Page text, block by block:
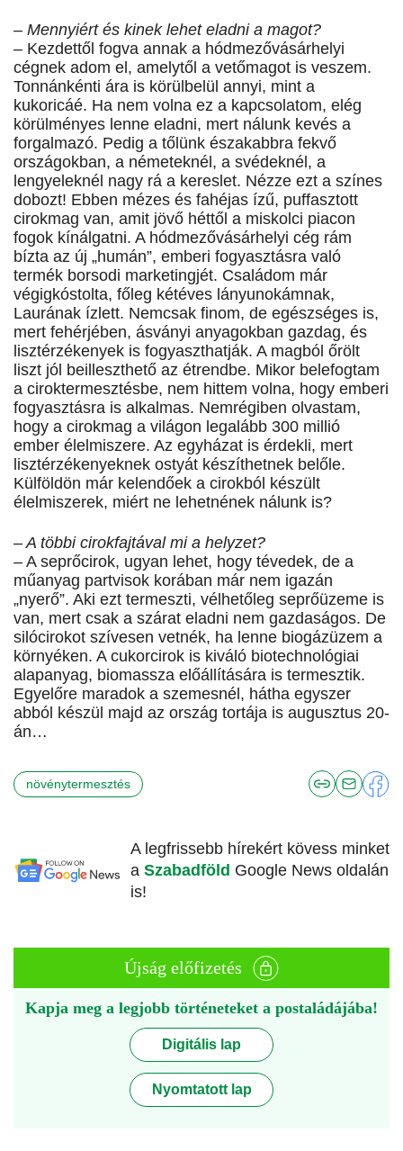
– Mennyiért és kinek lehet eladni a magot?
– Kezdettől fogva annak a hódmezővásárhelyi
cégnek adom el, amelytől a vetőmagot is veszem.
Tonnánkénti ára is körülbelül annyi, mint a
kukoricáé. Ha nem volna ez a kapcsolatom, elég
körülményes lenne eladni, mert nálunk kevés a
forgalmazó. Pedig a tőlünk északabbra fekvő
országokban, a németeknél, a svédeknél, a
lengyeleknél nagy rá a kereslet. Nézze ezt a színes
dobozt! Ebben mézes és fahéjas ízű, puffasztott
cirokmag van, amit jövő héttől a miskolci piacon
fogok kínálgatni. A hódmezővásárhelyi cég rám
bízta az új „humán”, emberi fogyasztásra való
termék borsodi marketingjét. Családom már
végigkóstolta, főleg kétéves lányunokámnak,
Laurának ízlett. Nemcsak finom, de egészséges is,
mert fehérjében, ásványi anyagokban gazdag, és
lisztérzékenyek is fogyaszthatják. A magból őrölt
liszt jól beilleszthető az étrendbe. Mikor belefogtam
a ciroktermesztésbe, nem hittem volna, hogy emberi
fogyasztásra is alkalmas. Nemrégiben olvastam,
hogy a cirokmag a világon legalább 300 millió
ember élelmiszere. Az egyházat is érdekli, mert
lisztérzékenyeknek ostyát készíthetnek belőle.
Külföldön már kelendőek a cirokból készült
élelmiszerek, miért ne lehetnének nálunk is?
– A többi cirokfajtával mi a helyzet?
– A seprőcirok, ugyan lehet, hogy tévedek, de a
műanyag partvisok korában már nem igazán
„nyerő”. Aki ezt termeszti, vélhetőleg seprőüzeme is
van, mert csak a szárat eladni nem gazdaságos. De
silócirokot szívesen vetnék, ha lenne biogázüzem a
környéken. A cukorcirok is kiváló biotechnológiai
alapanyag, biomassza előállítására is termesztik.
Egyelőre maradok a szemesnél, hátha egyszer
abból készül majd az ország tortája is augusztus 20-
án…
növénytermesztés
A legfrissebb hírekért kövess minket
a Szabadföld Google News oldalán
is!
Újság előfizetés
Kapja meg a legjobb történeteket a postaládájába!
Digitális lap
Nyomtatott lap